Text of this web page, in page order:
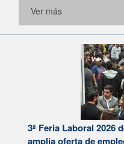
Ver más
3ª Feria Laboral 2026
amplia oferta de